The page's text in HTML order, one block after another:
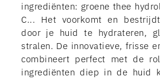
ingrediënten: groene thee
C... Het voorkomt en
door je huid te hydrateren,
stralen. De innovatieve, frisse
combineert perfect met de
ingrediënten diep in de huid